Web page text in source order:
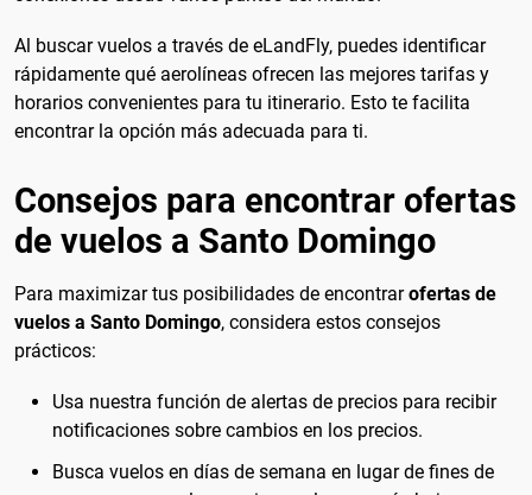
Al buscar vuelos a través de eLandFly, puedes identificar
rápidamente qué aerolíneas ofrecen las mejores tarifas y
horarios convenientes para tu itinerario. Esto te facilita
encontrar la opción más adecuada para ti.
Consejos para encontrar ofertas
de vuelos a Santo Domingo
Para maximizar tus posibilidades de encontrarofertas de
vuelos a Santo Domingo, considera estos consejos
prácticos:
Usa nuestra función de alertas de precios para recibir
notificaciones sobre cambios en los precios.
Busca vuelos en días de semana en lugar de fines de